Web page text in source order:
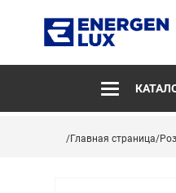
/Главная страница/